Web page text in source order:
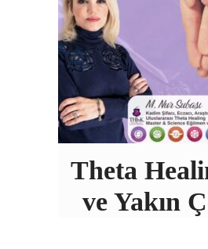
Theta
ve Yakın